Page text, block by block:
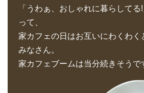
「うわぁ、おしゃれに暮らして
って、
家カフェの日はお互いにわくわく
みなさん。
家カフェブームは当分続きそうで